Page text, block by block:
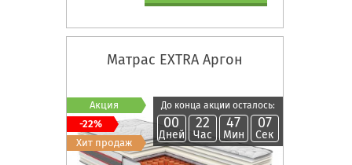
Матрас EXTRA Аргон
До конца акции осталось:
00
Дней
22
Час
47
Мин
06
Сек
Акция
-22%
Хит продаж